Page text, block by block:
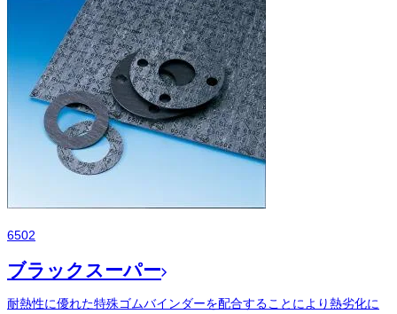
6502
ブラックスーパー
耐熱性に優れた特殊ゴムバインダーを配合することにより熱劣化に